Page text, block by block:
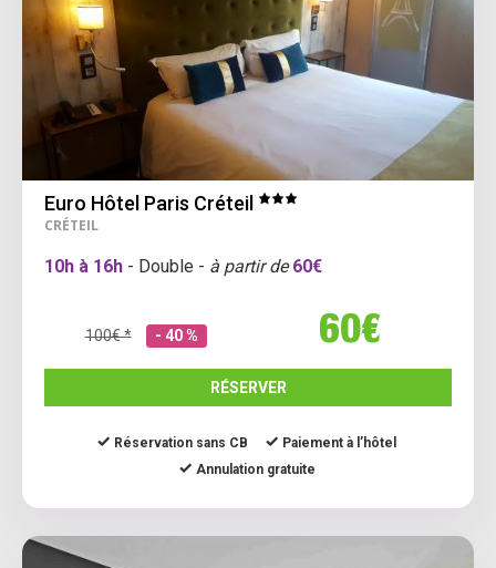
Euro Hôtel Paris Créteil
CRÉTEIL
10h à 16h - Double - à partir de 60€
100€ * - 40 % 60€
RÉSERVER
Réservation sans CB
Paiement à l’hôtel
Annulation gratuite